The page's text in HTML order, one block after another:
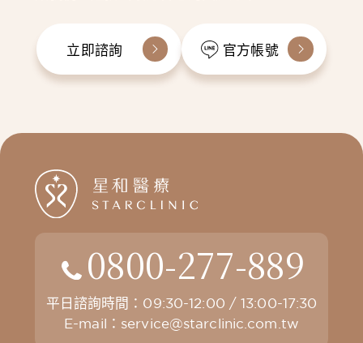
立即諮詢 官方帳號
0800-277-889
平日諮詢時間：09:30-12:00 / 13:00-17:30
E-mail： service@starclinic.com.tw